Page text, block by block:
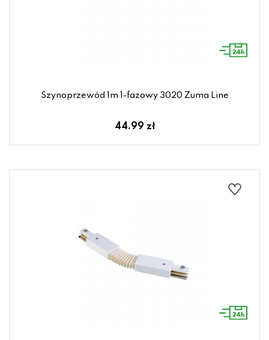
Szynoprzewód 1m 1-fazowy 3020 Zuma Line
44.99 zł